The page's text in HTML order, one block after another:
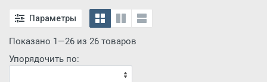
Параметры
Показано 1—26 из 26 товаров
Упорядочить по: